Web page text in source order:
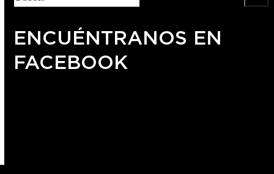
ENCUÉNTRANOS EN
FACEBOOK